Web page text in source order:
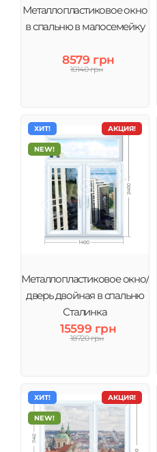
Металлопластиковое окно
в спальню в малосемейку
8579 грн
10140 грн
АКЦИЯ!
ХИТ!
NEW!
Металлопластиковое окно/
дверь двойная в спальню
Сталинка
15599 грн
18720 грн
АКЦИЯ!
ХИТ!
NEW!